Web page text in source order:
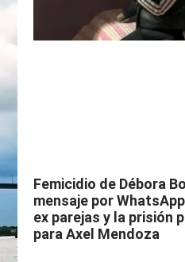
Femicidio de Débora
mensaje por
ex parejas y la prisión
para Axel Mendoza